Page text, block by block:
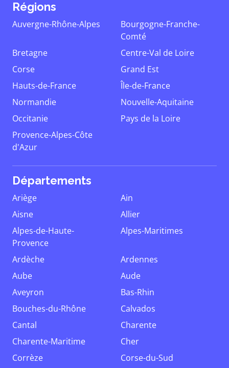
Régions
Auvergne-Rhône-Alpes
Bourgogne-Franche-
Comté
Bretagne
Centre-Val de Loire
Corse
Grand Est
Hauts-de-France
Île-de-France
Normandie
Nouvelle-Aquitaine
Occitanie
Pays de la Loire
Provence-Alpes-Côte
d'Azur
Départements
Ariège
Ain
Aisne
Allier
Alpes-de-Haute-
Provence
Alpes-Maritimes
Ardèche
Ardennes
Aube
Aude
Aveyron
Bas-Rhin
Bouches-du-Rhône
Calvados
Cantal
Charente
Charente-Maritime
Cher
Corrèze
Corse-du-Sud